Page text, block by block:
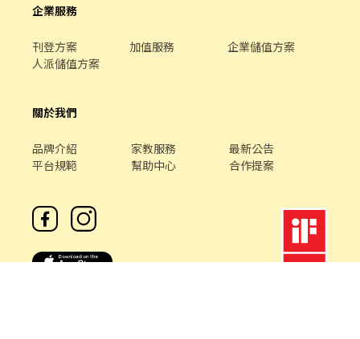
企業服務
刊登方案 加值服務
企業儲值方案
人派儲值方案
關於我們
品牌介紹 家教服務
最新公告
平台規範
幫助中心 合作提案